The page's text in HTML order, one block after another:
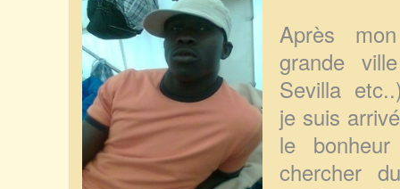
Après
grande
Sevilla
je suis
le
chercher